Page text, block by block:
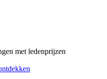
met ledenprijzen